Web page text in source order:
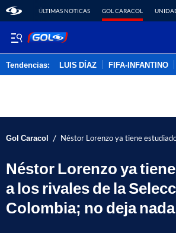
ÚLTIMAS NOTICAS GOL CARACOL
Tendencias: LUIS DÍAZ FIFA-INFANTINO
Gol Caracol / Néstor Lorenzo ya tiene
Néstor Lorenzo ya
a los rivales de la
Colombia; no deja